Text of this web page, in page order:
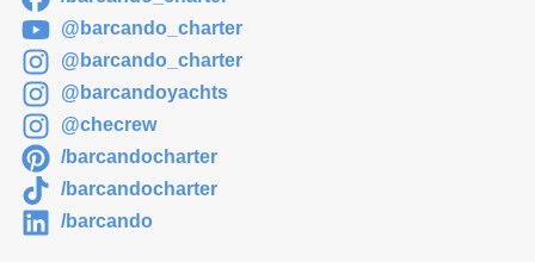
@barcando_charter
@barcando_charter
@barcandoyachts
@checrew
/barcandocharter
/barcandocharter
/barcando